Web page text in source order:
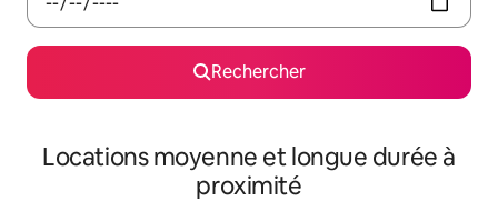
Rechercher
Locations moyenne et longue durée à
proximité